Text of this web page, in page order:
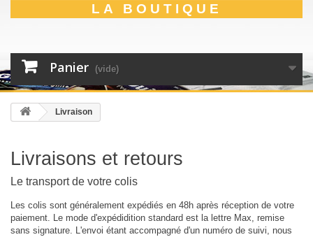
LA BOUTIQUE
Panier (vide)
Livraison
Livraisons et retours
Le transport de votre colis
Les colis sont généralement expédiés en 48h après réception de votre
paiement. Le mode d'expédidition standard est la lettre Max, remise
sans signature. L'envoi étant accompagné d'un numéro de suivi, nous